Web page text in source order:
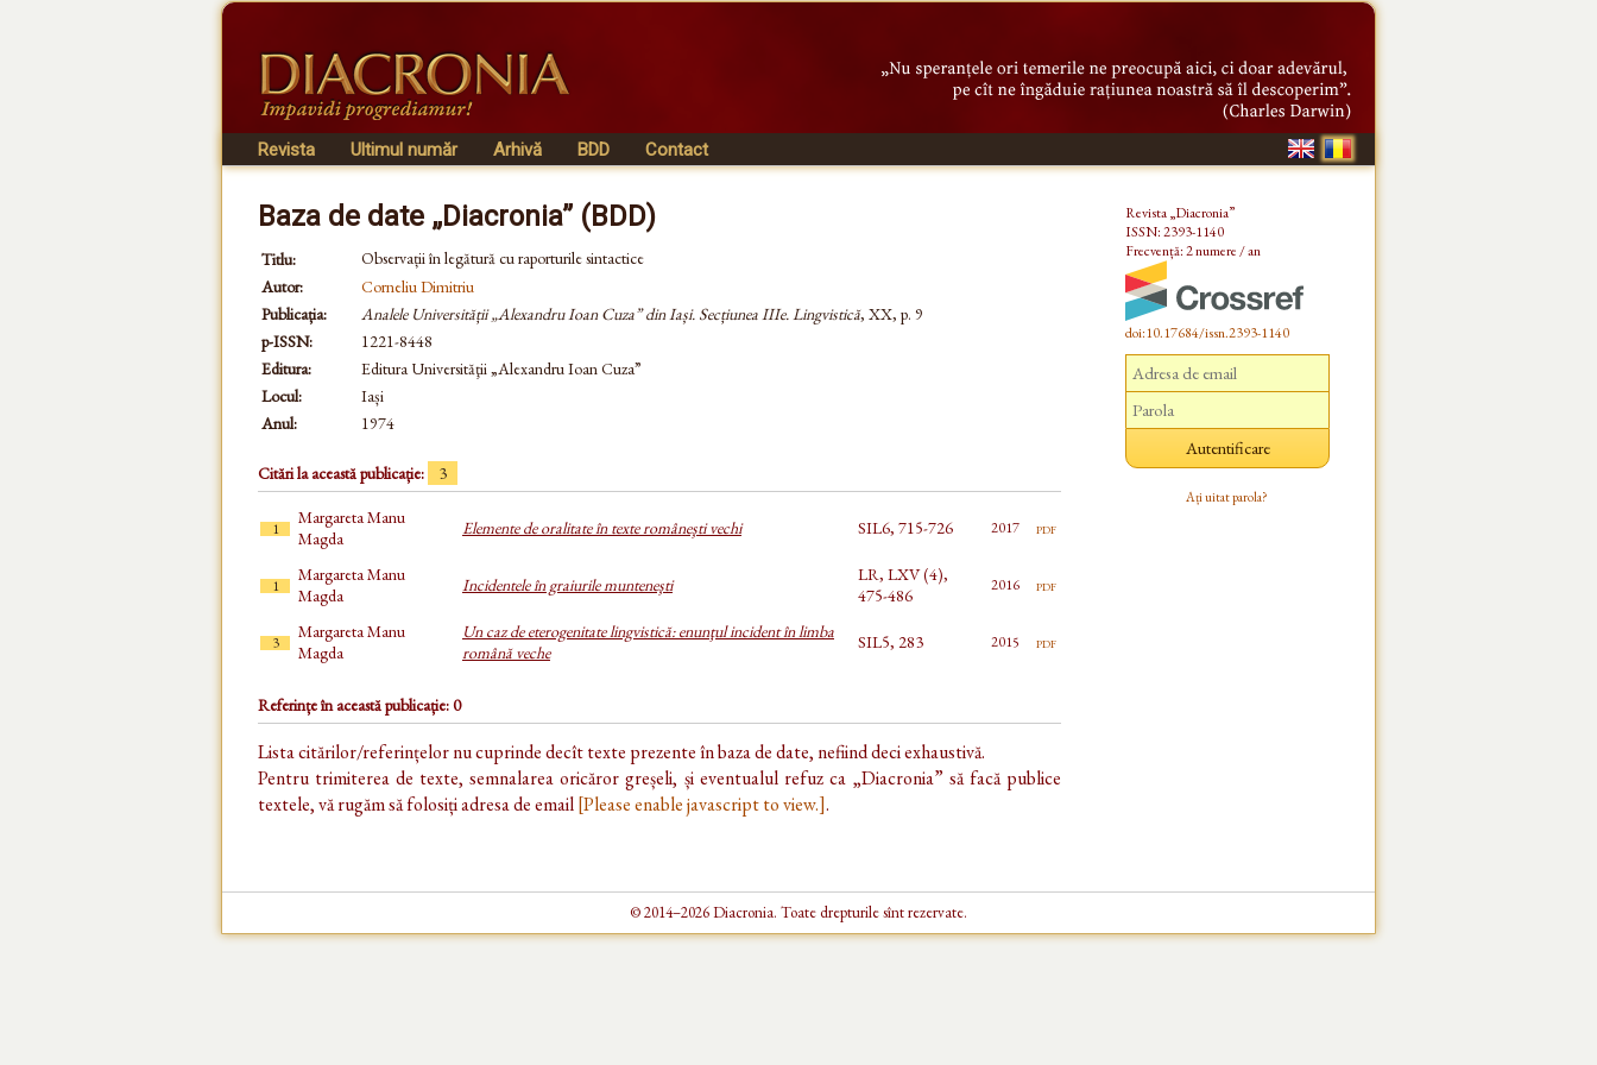
Revista Ultimul număr Arhivă BDD Contact
Baza de date „Diacronia” (BDD)
Titlu:
Observații în legătură cu raporturile sintactice
Autor:
Corneliu Dimitriu
Publicația:
Analele Universității „Alexandru Ioan Cuza” din Iași. Secțiunea IIIe. Lingvistică, XX, p. 9
p-ISSN:
1221-8448
Editura:
Editura Universităţii „Alexandru Ioan Cuza”
Locul:
Iași
Anul:
1974
Citări la această publicație: 3
1
Margareta Manu
Magda
Elemente de oralitate în texte româneşti vechi SIL6, 715-726 2017 pdf
1
Margareta Manu
Magda
Incidentele în graiurile munteneşti
LR, LXV (4),
475-486
2016 pdf
3
Margareta Manu
Magda
Un caz de eterogenitate lingvistică: enunţul incident în limba
română veche
SIL5, 283 2015 pdf
Referințe în această publicație: 0
Lista citărilor/referințelor nu cuprinde decît texte prezente în baza de date, nefiind deci exhaustivă.
Pentru trimiterea de texte, semnalarea oricăror greșeli, și eventualul refuz ca „Diacronia” să facă publice
textele, vă rugăm să folosiți adresa de email[Please enable javascript to view.].
Revista „Diacronia”
ISSN: 2393-1140
Frecvență: 2 numere / an
doi:10.17684/issn.2393-1140
Ați uitat parola?
© 2014–2026 Diacronia. Toate drepturile sînt rezervate.